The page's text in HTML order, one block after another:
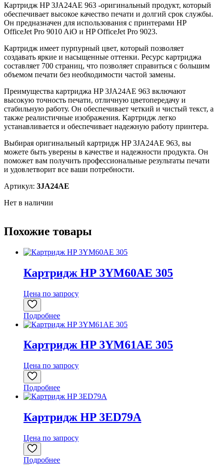
Картридж HP 3JA24AE 963 -оригинальный продукт, который
обеспечивает высокое качество печати и долгий срок службы.
Он предназначен для использования с принтерами HP
OfficeJet Pro 9010 AiO и HP OfficeJet Pro 9023.
Картридж имеет пурпурный цвет, который позволяет
создавать яркие и насыщенные оттенки. Ресурс картриджа
составляет 700 страниц, что позволяет справиться с большим
объемом печати без необходимости частой замены.
Преимущества картриджа HP 3JA24AE 963 включают
высокую точность печати, отличную цветопередачу и
стабильную работу. Он обеспечивает четкий и чистый текст, а
также реалистичные изображения. Картридж легко
устанавливается и обеспечивает надежную работу принтера.
Выбирая оригинальный картридж HP 3JA24AE 963, вы
можете быть уверены в качестве и надежности продукта. Он
поможет вам получить профессиональные результаты печати
и удовлетворит все ваши потребности.
Артикул: 3JA24AE
Нет в наличии
Похожие товары
Картридж HP 3YM60AE 305
Цена по запросу
Подробнее
Картридж HP 3YM61AE 305
Цена по запросу
Подробнее
Картридж HP 3ED79A
Цена по запросу
Подробнее